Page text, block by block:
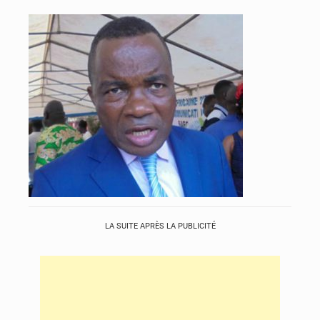
LA SUITE APRÈS LA PUBLICITÉ